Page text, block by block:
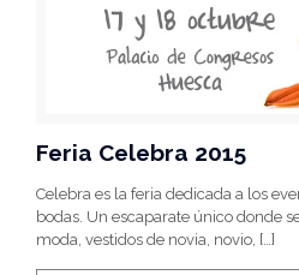
Feria Celebra 2015
Celebra es la feria dedicada a los
bodas. Un escaparate único donde
moda, vestidos de novia, novio, […]